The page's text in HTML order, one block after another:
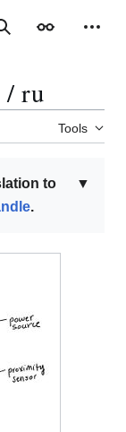
SearchAppearance
/ ru
Tools
▼
to
.